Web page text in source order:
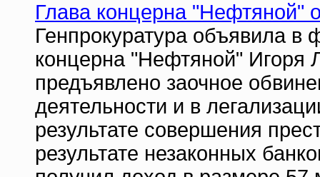
Глава концерна "Нефтяной"
Генпрокуратура объявила в
концерна "Нефтяной"
предъявлено заочное
деятельности и в
результате совершения
результате незаконных